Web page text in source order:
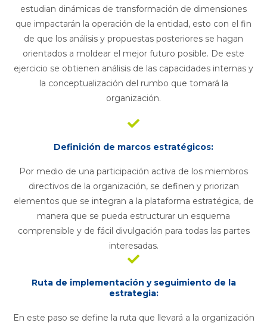
estudian dinámicas de transformación de dimensiones
que impactarán la operación de la entidad, esto con el fin
de que los análisis y propuestas posteriores se hagan
orientados a moldear el mejor futuro posible. De este
ejercicio se obtienen análisis de las capacidades internas y
la conceptualización del rumbo que tomará la
organización.
Definición de marcos estratégicos:
Por medio de una participación activa de los miembros
directivos de la organización, se definen y priorizan
elementos que se integran a la plataforma estratégica, de
manera que se pueda estructurar un esquema
comprensible y de fácil divulgación para todas las partes
interesadas.
Ruta de implementación y seguimiento de la
estrategia:
En este paso se define la ruta que llevará a la organización